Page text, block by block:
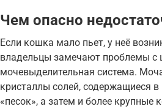
Чем опасно
Если кошка мало пьет, у неё
владельцы замечают проблемы с
мочевыделительная система.
кристаллы солей, содержащиеся
«песок», а затем и более